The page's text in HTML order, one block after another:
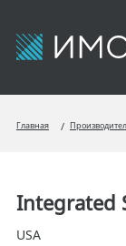
Главная
Integrated
USA